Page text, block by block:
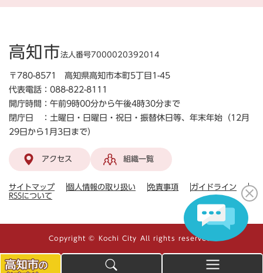
高知市法人番号7000020392014
〒780-8571 高知県高知市本町5丁目1-45
代表電話：088-822-8111
開庁時間：午前9時00分から午後4時30分まで
閉庁日 ：土曜日・日曜日・祝日・振替休日等、年末年始（12月
29日から1月3日まで）
アクセス 組織一覧
サイトマップ 個人情報の取り扱い 免責事項
ガイドライン
RSSについて
Copyright © Kochi City All rights reserved.